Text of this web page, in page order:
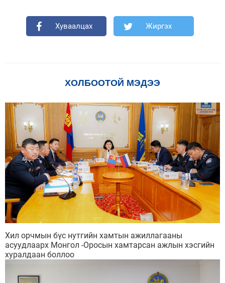
Хуваалцах Жиргэх
ХОЛБООТОЙ МЭДЭЭ
Хил орчмын бүс нутгийн хамтын ажиллагааны
асуудлаарх Монгол -Оросын хамтарсан ажлын хэсгийн
хуралдаан боллоо